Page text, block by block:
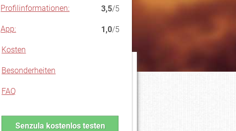
Profilinformationen: 3,5/5
App: 1,0/5
Kosten
Besonderheiten
FAQ
Senzula kostenlos testen